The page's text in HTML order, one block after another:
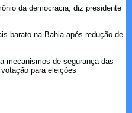
da democracia, diz presidente
barato na Bahia após redução de
mecanismos de segurança das
para eleições